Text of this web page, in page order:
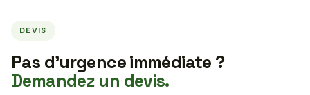
DEVIS
Pas d’urgence immédiate ?
Demandez un devis.